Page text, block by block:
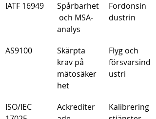
IATF 16949
Spårbarhet
och MSA-
analys
Fordonsin
dustrin
AS9100
Skärpta
krav på
mätosäker
het
Flyg och
försvarsind
ustri
ISO/IEC
Ackrediter
Kalibrering